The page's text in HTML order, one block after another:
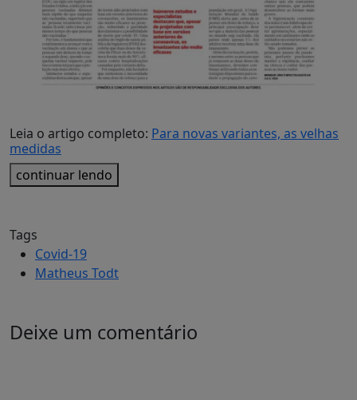
Leia o artigo completo: Para novas variantes, as velhas
medidas
continuar lendo
Tags
Covid-19
Matheus Todt
Deixe um comentário